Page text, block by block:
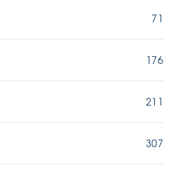
71
176
211
307